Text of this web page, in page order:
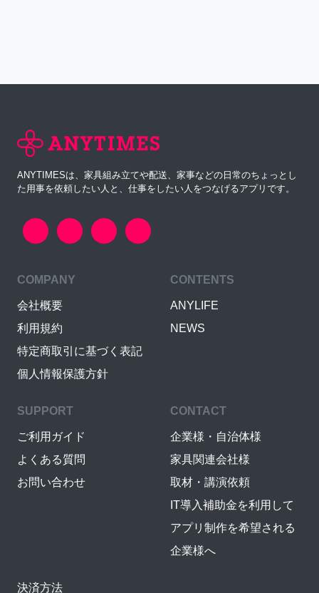
ANYTIMESは、家具組み立てや配送、家事などの日常のちょっとし
た用事を依頼したい人と、仕事をしたい人をつなげるアプリです。
COMPANY
会社概要
利用規約
特定商取引に基づく表記
個人情報保護方針
CONTENTS
ANYLIFE
NEWS
SUPPORT
ご利用ガイド
よくある質問
お問い合わせ
CONTACT
企業様・自治体様
家具関連会社様
取材・講演依頼
IT導入補助金を利用して
アプリ制作を希望される
企業様へ
決済方法